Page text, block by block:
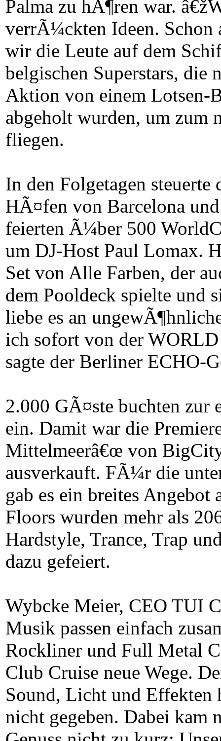
Palma zu hÃ¶ren war.
verrÃ¼ckten Ideen.
wir die Leute auf dem
belgischen Superstars, die
Aktion von einem Lotsen-
abgeholt wurden, um zum
fliegen.
In den Folgetagen
HÃ¤fen von Barcelona
feierten Ã¼ber 500
um DJ-Host Paul Lomax.
Set von Alle Farben, der
dem Pooldeck spielte und
liebe es an
ich sofort von der
sagte der Berliner ECHO-
2.000 GÃ¤ste buchten
ein. Damit war die
Mittelmeerâ€œ von
ausverkauft. FÃ¼r die
gab es ein breites Angebot
Floors wurden mehr als
Hardstyle, Trance, Trap
dazu gefeiert.
Wybcke Meier, CEO TUI
Musik passen einfach
Rockliner und Full Metal
Club Cruise neue Wege.
Sound, Licht und Effekten
nicht gegeben. Dabei kam